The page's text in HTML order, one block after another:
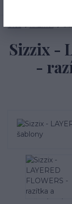
Sizzix -
-